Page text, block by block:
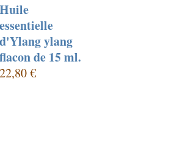
Huile
essentielle
d'Ylang ylang
flacon de 15 ml.
22,80 €